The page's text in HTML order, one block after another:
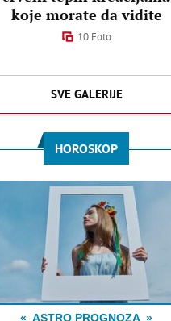
koje morate da vidite
10 Foto
SVE GALERIJE
HOROSKOP
ASTRO PROGNOZA